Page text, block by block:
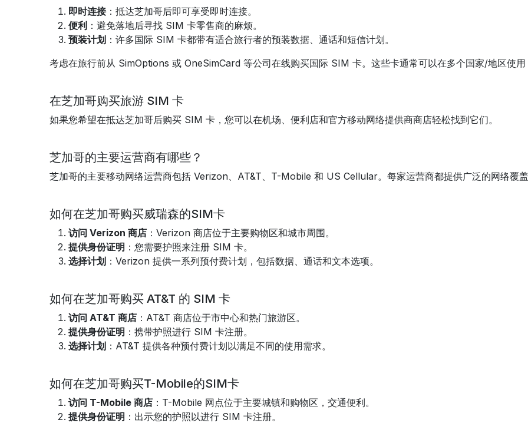
即时连接：抵达芝加哥后即可享受即时连接。
便利 ：避免落地后寻找 SIM 卡零售商的麻烦。
预装计划 ：许多国际 SIM 卡都带有适合旅行者的预装数据、通话和短信计划。
考虑在旅行前从 SimOptions 或 OneSimCard 等公司在线购买国际 SIM 卡。这些卡通常可以在多个国家/地区使用
在芝加哥购买旅游 SIM 卡
如果您希望在抵达芝加哥后购买 SIM 卡，您可以在机场、便利店和官方移动网络提供商商店轻松找到它们。
芝加哥的主要运营商有哪些？
芝加哥的主要移动网络运营商包括 Verizon、AT&T、T-Mobile 和 US Cellular。每家运营商都提供广泛的网络覆盖
如何在芝加哥购买威瑞森的SIM卡
访问 Verizon 商店 ：Verizon 商店位于主要购物区和城市周围。
提供身份证明 ：您需要护照来注册 SIM 卡。
选择计划 ：Verizon 提供一系列预付费计划，包括数据、通话和文本选项。
如何在芝加哥购买 AT&T 的 SIM 卡
访问 AT&T 商店 ：AT&T 商店位于市中心和热门旅游区。
提供身份证明 ：携带护照进行 SIM 卡注册。
选择计划 ：AT&T 提供各种预付费计划以满足不同的使用需求。
如何在芝加哥购买T-Mobile的SIM卡
访问 T-Mobile 商店 ：T-Mobile 网点位于主要城镇和购物区，交通便利。
提供身份证明 ：出示您的护照以进行 SIM 卡注册。